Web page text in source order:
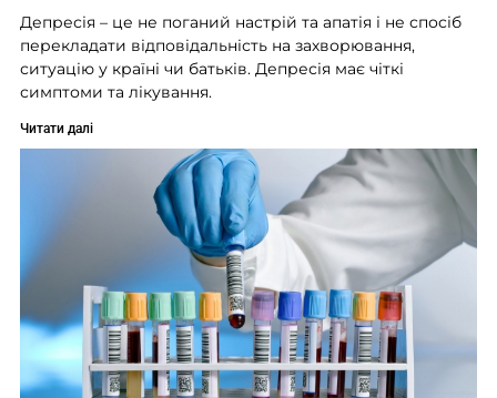
Депресія – це не поганий настрій та апатія і не спосіб
перекладати відповідальність на захворювання,
ситуацію у країні чи батьків. Депресія має чіткі
симптоми та лікування.
Читати далі